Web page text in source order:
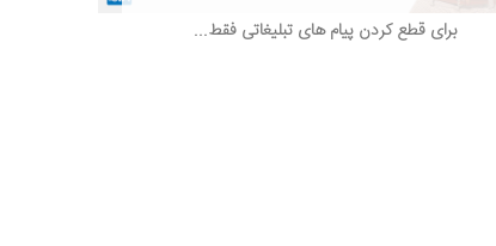
برای قطع کردن پیام های تبلیغاتی فقط...